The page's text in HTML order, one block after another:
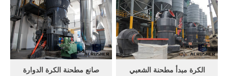
جينكياو منطقة شنغهاي،
الصينالفاكس: +86-21-
58383028الرمز:
201201التلفون ...
الجوال للبيع >> Next: الزيتون
معدات الطحن النفط
صانع مطحنة الكرة الدوارة
الكرة مبدأ مطحنة الشعبي